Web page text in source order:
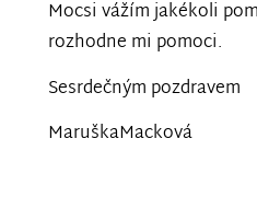
Mocsi vážím jakékoli
rozhodne mi pomoci.
Sesrdečným pozdravem
MaruškaMacková